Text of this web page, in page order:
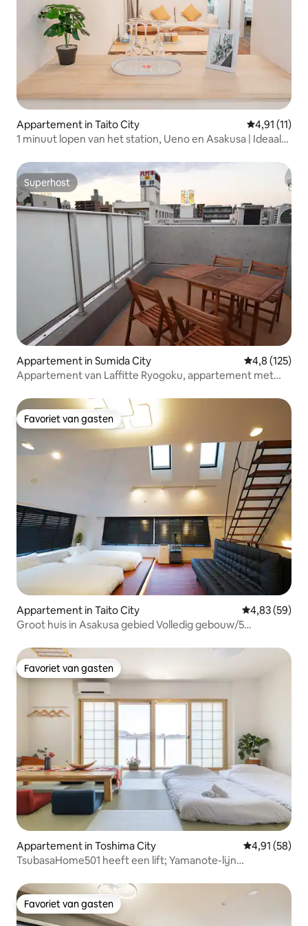
Appartement in Taito City Gemiddelde
4,91 (11)
1 minuut lopen van het station, Ueno en Asakusa | Ideaal
Superhost
Superhost
Appartement in Sumida City Gemiddelde
4,8 (125)
Appartement van Laffitte Ryogoku, appartement met
Favoriet van gasten
Favoriet van gasten
Appartement in Taito City Gemiddelde
4,83 (59)
Groot huis in Asakusa gebied Volledig gebouw/5
Favoriet van gasten
Favoriet van gasten
Appartement in Toshima City Gemiddelde
4,91 (58)
TsubasaHome501 heeft een lift; Yamanote-lijn
Tokio/Ikebukuro/Shinjuku/Ueno/Shibuya/Rokugien
kersenbloesem en herfstkleuren en warmwaterbronnen
Favoriet van gasten
Favoriet van gasten